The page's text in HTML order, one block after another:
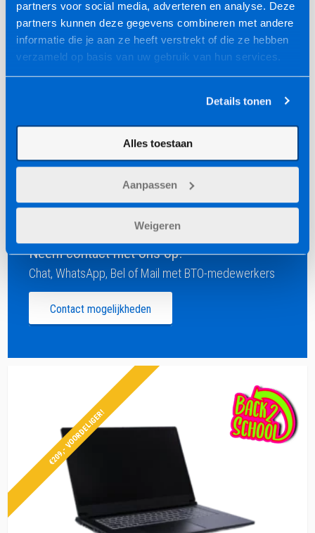
partners voor social media, adverteren en analyse. Deze
partners kunnen deze gegevens combineren met andere
informatie die je aan ze heeft verstrekt of die ze hebben
verzameld op basis van uw gebruik van hun services.
Details tonen
Alles toestaan
Aanpassen
Weigeren
Gratis rugtas t.w.v. 74,-
Vanaf 1.249,-
Stel zelf samen
Hulp nodig bij het samenstellen?
Van maandag tot en met vrijdag tussen 9:00 en 17:30
Direct contact
Snel whatsappen
+31640395538
Neem contact met ons op!
Chat, WhatsApp, Bel of Mail met BTO-medewerkers
Contact mogelijkheden
€209,- VOORDELIGER!